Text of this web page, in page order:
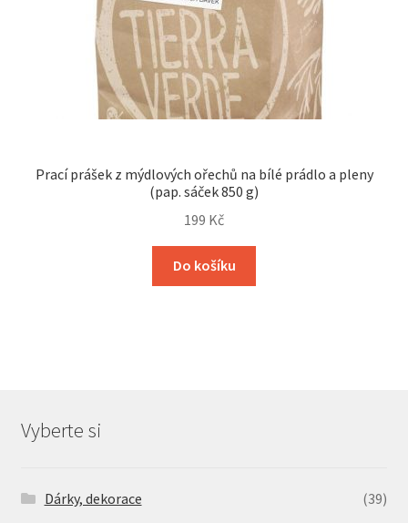
Prací prášek z mýdlových ořechů na bílé prádlo a pleny
(pap. sáček 850 g)
199 Kč
Do košíku
Vyberte si
Dárky, dekorace
(39)